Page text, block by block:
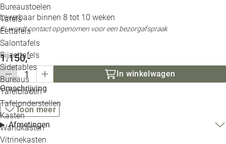
Bureaustoelen
Tafels
Eettafels
Salontafels
Bijzettafels
Sidetables
Bureaus
Tafelbladen
Tafelonderstellen
Kasten
Wandkasten
Vitrinekasten
Leverbaar binnen 8 tot 10 weken
Er wordt contact opgenomen voor een bezorgafspraak
1.150,-
In winkelwagen
Omschrijving
Toon meer
Afmetingen